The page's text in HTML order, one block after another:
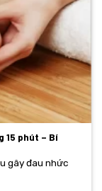
15 phút – Bí
gây đau nhức